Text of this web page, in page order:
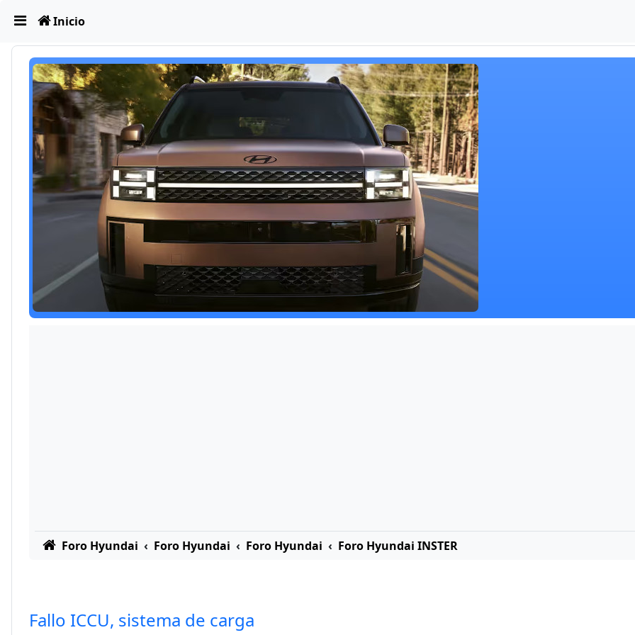
Obviar Inicio
Foro Hyundai Foro Hyundai Foro Hyundai Foro Hyundai INSTER
Fallo ICCU, sistema de carga